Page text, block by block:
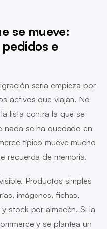
se mueve:
e
seria empieza por
activos que viajan. No
lista contra la que se
nada se ha quedado en
típico mueve mucho
recuerda de memoria.
Productos simples
imágenes, fichas,
stock por almacén. Si la
y se plantea un